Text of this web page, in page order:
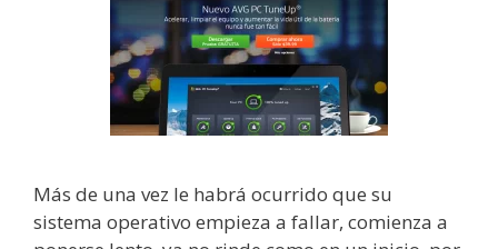
Más de una vez le habrá ocurrido que su
sistema operativo empieza a fallar, comienza a